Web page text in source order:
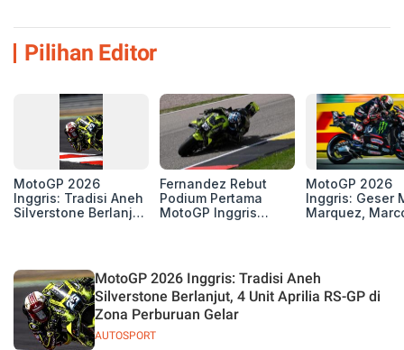
Pilihan Editor
MotoGP 2026
Inggris: Tradisi Aneh
Silverstone Berlanjut,
Fernandez Rebut
Podium Pertama
MotoGP Inggris
MotoGP 2026
Inggris: Geser
Marquez,
AUTOSPORT
MotoGP 2026 Inggris: Tradisi Aneh
Silverstone Berlanjut, 4 Unit Aprilia RS-GP di
Zona Perburuan Gelar